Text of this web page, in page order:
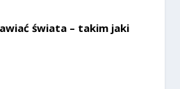
świata – takim jaki